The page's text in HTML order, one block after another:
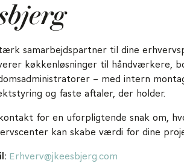
samarbejdspartner til dine
køkkenløsninger til håndværkere,
– med intern
og faste aftaler, der holder.
for en uforpligtende snak om,
kan skabe værdi for dine
Erhverv@jkeesbjerg.com